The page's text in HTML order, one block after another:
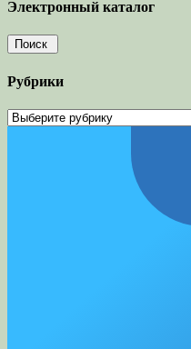
Электронный каталог
Рубрики
Рубрики